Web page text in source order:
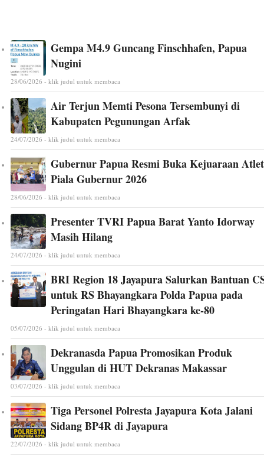
Gempa M4.9 Guncang Finschhafen, Papua
Nugini
28/06/2026 - klik judul untuk membaca
Air Terjun Memti Pesona Tersembunyi di
Kabupaten Pegunungan Arfak
24/07/2026 - klik judul untuk membaca
Gubernur Papua Resmi Buka Kejuaraan
Piala Gubernur 2026
28/06/2026 - klik judul untuk membaca
Presenter TVRI Papua Barat Yanto Idorway
Masih Hilang
24/07/2026 - klik judul untuk membaca
BRI Region 18 Jayapura Salurkan Bantuan
untuk RS Bhayangkara Polda Papua pada
Peringatan Hari Bhayangkara ke-80
05/07/2026 - klik judul untuk membaca
Dekranasda Papua Promosikan Produk
Unggulan di HUT Dekranas Makassar
03/07/2026 - klik judul untuk membaca
Tiga Personel Polresta Jayapura Kota Jalani
Sidang BP4R di Jayapura
22/07/2026 - klik judul untuk membaca